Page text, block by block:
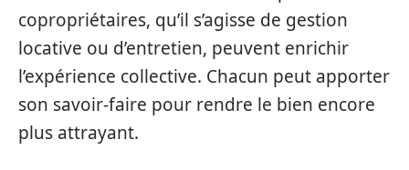
copropriétaires, qu’il s’agisse de gestion
locative ou d’entretien, peuvent enrichir
l’expérience collective. Chacun peut apporter
son savoir-faire pour rendre le bien encore
plus attrayant.